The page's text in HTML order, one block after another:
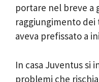
portare nel breve a
raggiungimento dei
aveva prefissato a
In casa Juventus si
problemi che